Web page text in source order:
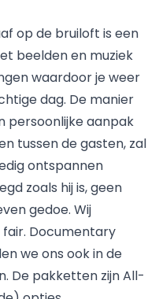
op de bruiloft is een
beelden en muziek
waardoor je weer
dag. De manier
persoonlijke aanpak
tussen de gasten, zal
ontspannen
zoals hij is, geen
gedoe. Wij
Documentary
we ons ook in de
De pakketten zijn All-